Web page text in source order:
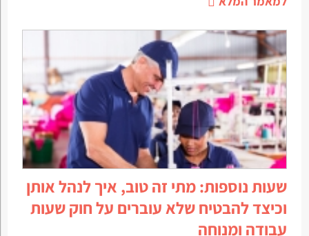
שעות נוספות: מתי זה טוב, איך לנהל אותן
וכיצד להבטיח שלא עוברים על חוק שעות
עבודה ומנוחה